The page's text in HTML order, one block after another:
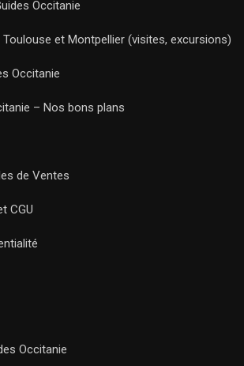
Occitanie
et Montpellier (visites, excursions)
Occitanie
– Nos bons plans
de Ventes
CGU
Occitanie